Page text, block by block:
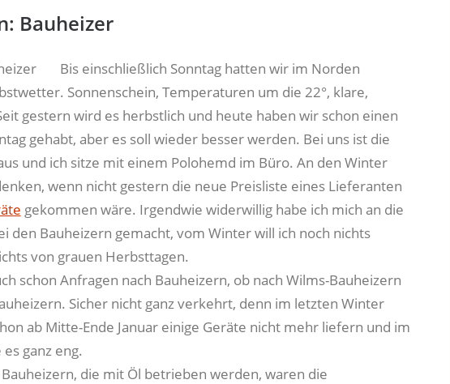
Bauheizer
Bis einschließlich Sonntag hatten wir im Norden
Sonnenschein, Temperaturen um die 22°, klare,
gestern wird es herbstlich und heute haben wir schon einen
gehabt, aber es soll wieder besser werden. Bei uns ist die
und ich sitze mit einem Polohemd im Büro. An den Winter
wenn nicht gestern die neue Preisliste eines Lieferanten
gekommen wäre. Irgendwie widerwillig habe ich mich an die
den Bauheizern gemacht, vom Winter will ich noch nichts
von grauen Herbsttagen.
schon Anfragen nach Bauheizern, ob nach Wilms-Bauheizern
Sicher nicht ganz verkehrt, denn im letzten Winter
ab Mitte-Ende Januar einige Geräte nicht mehr liefern und im
ganz eng.
die mit Öl betrieben werden, waren die